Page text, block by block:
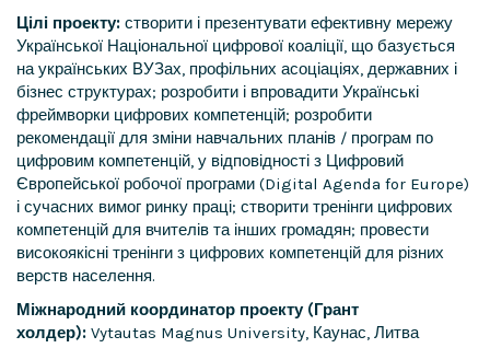
Цілі проекту: створити і презентувати ефективну мережу
Української Національної цифрової коаліції, що базується
на українських ВУЗах, профільних асоціаціях, державних і
бізнес структурах; розробити і впровадити Українські
фреймворки цифрових компетенцій; розробити
рекомендації для зміни навчальних планів / програм по
цифровим компетенцій, у відповідності з Цифровий
Європейської робочої програми (Digital Agenda for Europe)
і сучасних вимог ринку праці; створити тренінги цифрових
компетенцій для вчителів та інших громадян; провести
високоякісні тренінги з цифрових компетенцій для різних
верств населення.
Міжнародний координатор проекту (Грант
холдер): Vytautas Magnus University, Каунас, Литва